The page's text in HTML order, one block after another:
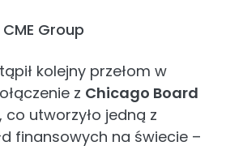
Group
kolejny przełom w
z Chicago Board
, co utworzyło jedną z
finansowych na świecie –